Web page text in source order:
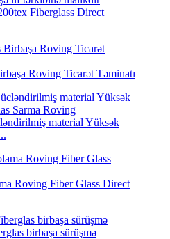
Fiberglass Direct
Roving Ticarət Təminatı
material Yüksək
Roving Fiber Glass Direct
birbaşa sürüşmə